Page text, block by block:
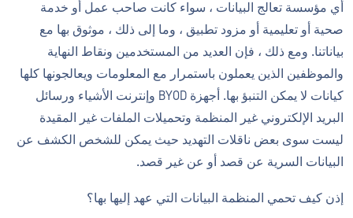
أي مؤسسة تعالج البيانات ، سواء كانت صاحب عمل أو خدمة
صحية أو تعليمية أو مزود تطبيق ، وما إلى ذلك ، موثوق بها مع
بياناتنا. ومع ذلك ، فإن العديد من المستخدمين ونقاط النهاية
والموظفين الذين يعملون باستمرار مع المعلومات ويعالجونها كلها
كيانات لا يمكن التنبؤ بها. أجهزة BYOD وإنترنت الأشياء ورسائل
البريد الإلكتروني غير المنظمة وتحميلات الملفات غير المقيدة
ليست سوى بعض ناقلات التهديد حيث يمكن للشخص الكشف عن
البيانات السرية عن قصد أو عن غير قصد.
إذن كيف تحمي المنظمة البيانات التي عهد إليها بها؟